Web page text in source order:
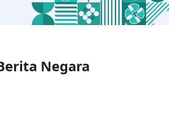
Negara